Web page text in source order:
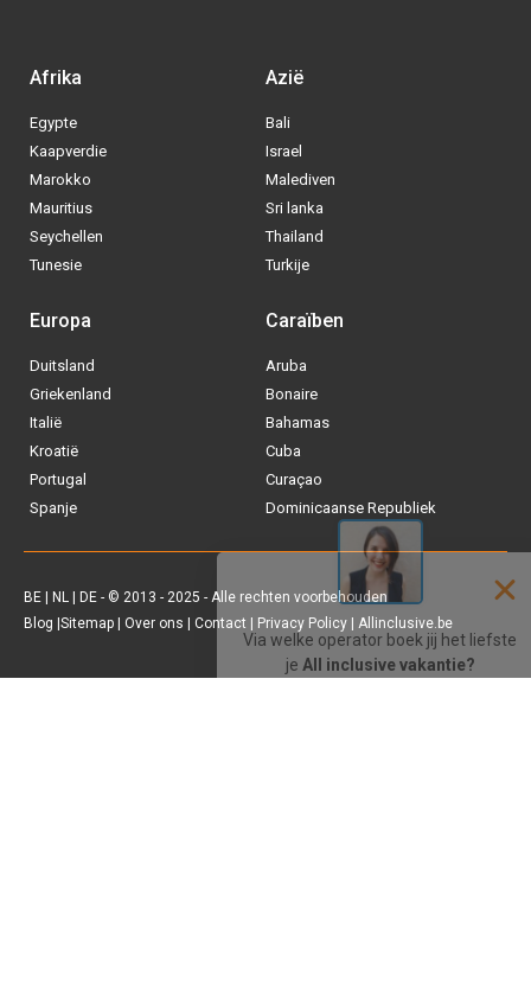
Afrika
Egypte
Kaapverdie
Marokko
Mauritius
Seychellen
Tunesie
Azië
Bali
Israel
Malediven
Sri lanka
Thailand
Turkije
Europa
Duitsland
Griekenland
Italië
Kroatië
Portugal
Spanje
Caraïben
Aruba
Bonaire
Bahamas
Cuba
Curaçao
Dominicaanse Republiek
BE NL DE - © 2013 - 2025 - Alle rechten voorbehouden
Blog Sitemap Over ons Contact Privacy Policy | Allinclusive.be
Vakantiediscounter
Sunweb
D-reizen